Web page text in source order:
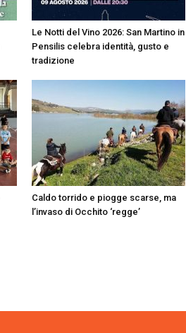
Le Notti del Vino 2026: San Martino in
Pensilis celebra identità, gusto e
tradizione
Caldo torrido e piogge scarse, ma
l’invaso di Occhito ‘regge’